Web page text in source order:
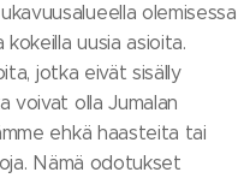
olemisessa
uusia asioita.
jotka eivät sisälly
voivat olla Jumalan
ehkä haasteita tai
Nämä odotukset